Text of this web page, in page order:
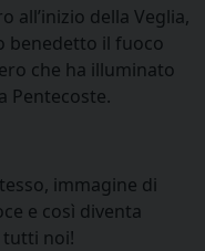
all’inizio della Veglia,
benedetto il fuoco
che ha illuminato
Pentecoste.
immagine di
e così diventa
tutti noi!